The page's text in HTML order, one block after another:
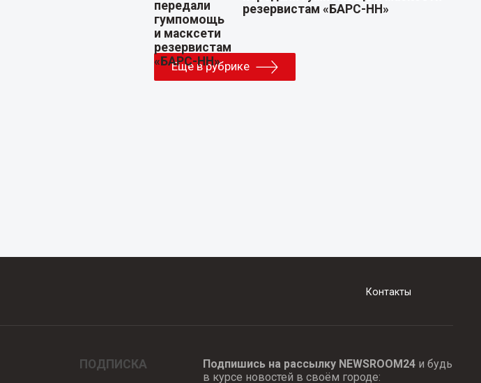
резервистам «БАРС-НН»
Еще в рубрике
Контакты
ПОДПИСКА Подпишись на рассылку NEWSROOM24и будь
в курсе новостей в своём городе: